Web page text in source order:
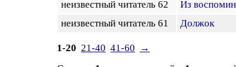
неизвестный читатель 62
Из
неизвестный читатель 61
Должок
1-20 21-40 41-60
→